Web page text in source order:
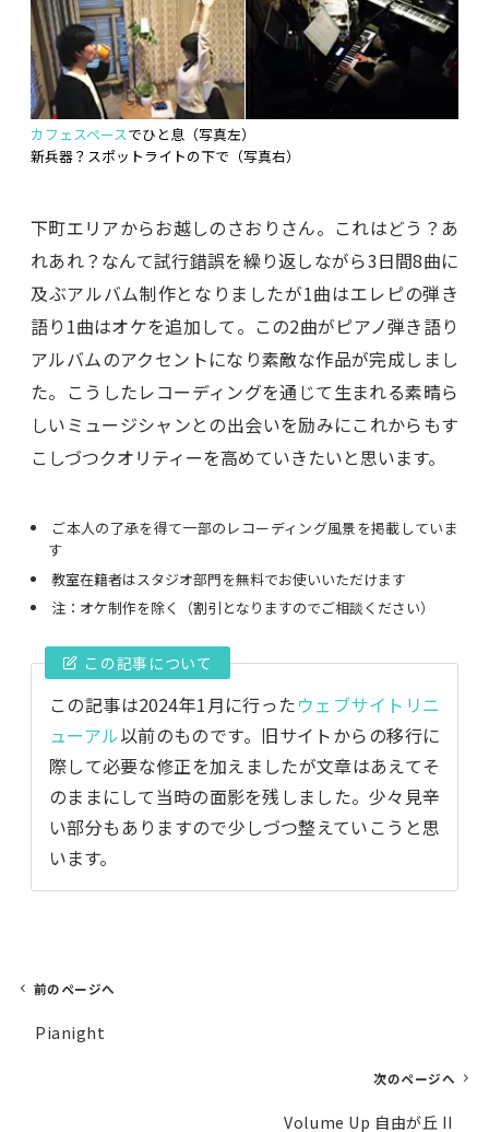
カフェスペースでひと息（写真左）
新兵器？スポットライトの下で（写真右）
下町エリアからお越しのさおりさん。これはどう？あ
れあれ？なんて試行錯誤を繰り返しながら3日間8曲に
及ぶアルバム制作となりましたが1曲はエレピの弾き
語り1曲はオケを追加して。この2曲がピアノ弾き語り
アルバムのアクセントになり素敵な作品が完成しまし
た。こうしたレコーディングを通じて生まれる素晴ら
しいミュージシャンとの出会いを励みにこれからもす
こしづつクオリティーを高めていきたいと思います。
ご本人の了承を得て一部のレコーディング風景を掲載していま
す
教室在籍者はスタジオ部門を無料でお使いいただけます
注：オケ制作を除く（割引となりますのでご相談ください）
この記事について
この記事は2024年1月に行ったウェブサイトリニ
ューアル以前のものです。旧サイトからの移行に
際して必要な修正を加えましたが文章はあえてそ
のままにして当時の面影を残しました。少々見辛
い部分もありますので少しづつ整えていこうと思
います。
前のページへ
Pianight
次のページへ
Volume Up 自由が丘 II